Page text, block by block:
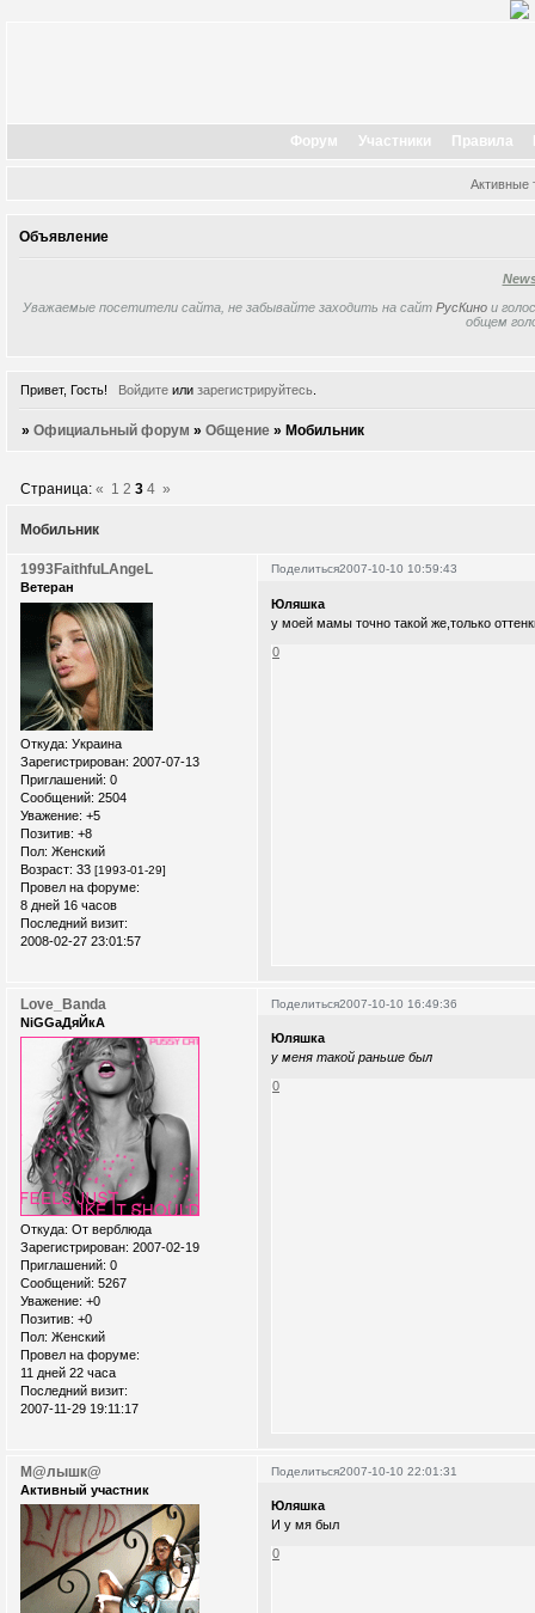
Форум Участники Правила
Активные
Объявление
Уважаемые посетители сайта, не забывайте заходить на сайт РусКино и
общем
Привет, Гость! Войдитеили зарегистрируйтесь.
»Официальный форум »Общение »Мобильник
Мобильник
Страница:« 1 2 3 4 »
Поделиться2007-10-10 10:59:43
1993FaithfuLAngeL
Ветеран
Откуда: Украина
Зарегистрирован: 2007-07-13
Приглашений: 0
Сообщений: 2504
Уважение: +5
Позитив: +8
Пол: Женский
Возраст: 33 [1993-01-29]
Провел на форуме:
8 дней 16 часов
Последний визит:
2008-02-27 23:01:57
Юляшка
у моей мамы точно такой же,только
0
Поделиться2007-10-10 16:49:36
Love_Banda
NiGGaДяЙкА
Откуда: От верблюда
Зарегистрирован: 2007-02-19
Приглашений: 0
Сообщений: 5267
Уважение: +0
Позитив: +0
Пол: Женский
Провел на форуме:
11 дней 22 часа
Последний визит:
2007-11-29 19:11:17
Юляшка
у меня такой раньше был
0
Поделиться2007-10-10 22:01:31
М@лышк@
Активный участник
Юляшка
И у мя был
0